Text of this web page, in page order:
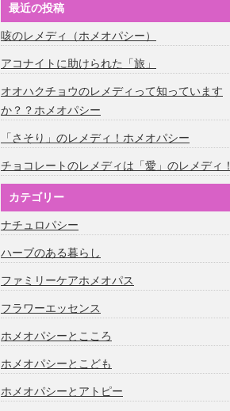
最近の投稿
咳のレメディ（ホメオパシー）
アコナイトに助けられた「旅」
オオハクチョウのレメディって知っています
か？？ホメオパシー
「さそり」のレメディ！ホメオパシー
チョコレートのレメディは「愛」のレメディ！
カテゴリー
ナチュロパシー
ハーブのある暮らし
ファミリーケアホメオパス
フラワーエッセンス
ホメオパシーとこころ
ホメオパシーとこども
ホメオパシーとアトピー